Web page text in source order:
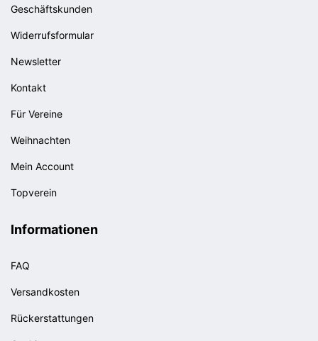
Geschäftskunden
Widerrufsformular
Newsletter
Kontakt
Für Vereine
Weihnachten
Mein Account
Topverein
Informationen
FAQ
Versandkosten
Rückerstattungen